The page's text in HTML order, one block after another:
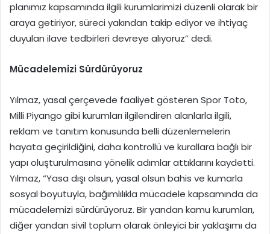
planımız kapsamında ilgili kurumlarimizi düzenli olarak bir
araya getiriyor, süreci yakından takip ediyor ve ihtiyaç
duyulan ilave tedbirleri devreye alıyoruz” dedi.
Mücadelemizi Sürdürüyoruz
Yılmaz, yasal çerçevede faaliyet gösteren Spor Toto,
Milli Piyango gibi kurumları ilgilendiren alanlarla ilgili,
reklam ve tanıtım konusunda belli düzenlemelerin
hayata geçirildiğini, daha kontrollü ve kurallara bağlı bir
yapı oluşturulmasına yönelik adımlar attıklarını kaydetti.
Yılmaz, “Yasa dışı olsun, yasal olsun bahis ve kumarla
sosyal boyutuyla, bağımlılıkla mücadele kapsamında da
mücadelemizi sürdürüyoruz. Bir yandan kamu kurumları,
diğer yandan sivil toplum olarak önleyici bir yaklaşımı da